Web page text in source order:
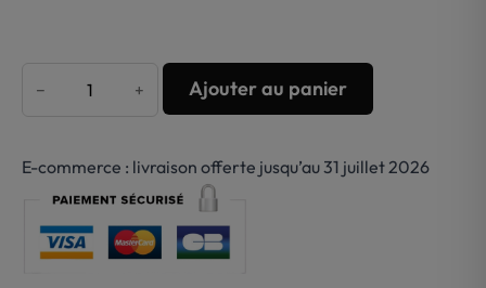
brosse
dents
Armani
− + Ajouter au panier
E-commerce : livraison offerte jusqu’au 31 juillet 2026